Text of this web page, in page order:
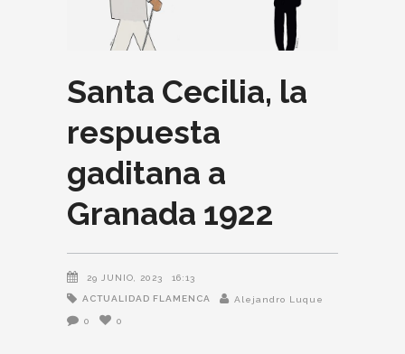
Santa Cecilia, la
respuesta
gaditana a
Granada 1922
29 JUNIO, 2023 16:13
ACTUALIDAD FLAMENCA Alejandro Luque
0 0